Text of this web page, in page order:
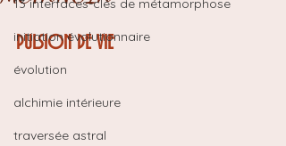
13 interfaces-clés de métamorphose
initiation évolutionnaire
évolution
alchimie intérieure
traversée astral
PULSION DE VIE